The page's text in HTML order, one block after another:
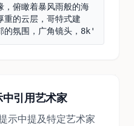
，俯瞰着暴风雨般的海
重的云层，哥特式建
的氛围，广角镜头，8k'
引用艺术家
示中提及特定艺术家